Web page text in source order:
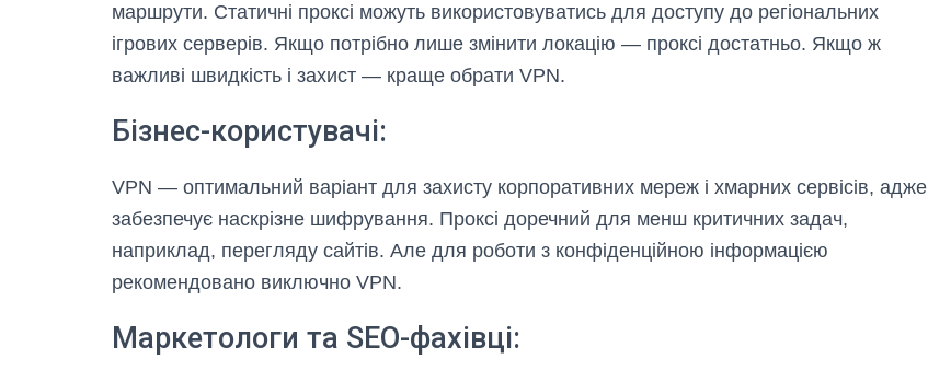
маршрути. Статичні проксі можуть використовуватись для доступу до регіональних
ігрових серверів. Якщо потрібно лише змінити локацію — проксі достатньо. Якщо ж
важливі швидкість і захист — краще обрати VPN.
Бізнес-користувачі:
VPN — оптимальний варіант для захисту корпоративних мереж і хмарних сервісів, адже
забезпечує наскрізне шифрування. Проксі доречний для менш критичних задач,
наприклад, перегляду сайтів. Але для роботи з конфіденційною інформацією
рекомендовано виключно VPN.
Маркетологи та SEO-фахівці: